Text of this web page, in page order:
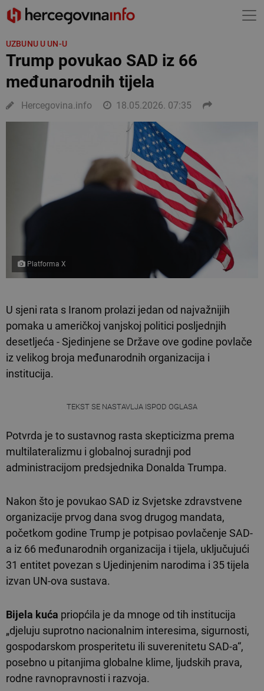
UZBUNU U UN-U
Trump povukao SAD iz 66
međunarodnih tijela
Hercegovina.info 18.05.2026. 07:35
Platforma X
U sjeni rata s Iranom prolazi jedan od najvažnijih
pomaka u američkoj vanjskoj politici posljednjih
desetljeća - Sjedinjene se Države ove godine povlače
iz velikog broja međunarodnih organizacija i
institucija.
TEKST SE NASTAVLJA ISPOD OGLASA
Potvrda je to sustavnog rasta skepticizma prema
multilateralizmu i globalnoj suradnji pod
administracijom predsjednika Donalda Trumpa.
Nakon što je povukao SAD iz Svjetske zdravstvene
organizacije prvog dana svog drugog mandata,
početkom godine Trump je potpisao povlačenje SAD-
a iz 66 međunarodnih organizacija i tijela, uključujući
31 entitet povezan s Ujedinjenim narodima i 35 tijela
izvan UN-ova sustava.
Bijela kuća priopćila je da mnoge od tih institucija
„djeluju suprotno nacionalnim interesima, sigurnosti,
gospodarskom prosperitetu ili suverenitetu SAD-a“,
posebno u pitanjima globalne klime, ljudskih prava,
rodne ravnopravnosti i razvoja.